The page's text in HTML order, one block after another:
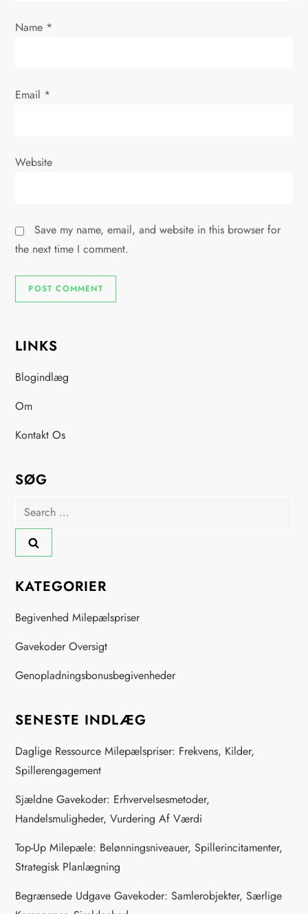
Name *
Email *
Website
Save my name, email, and website in this browser for
the next time I comment.
LINKS
Blogindlæg
Om
Kontakt Os
SØG
Search
for:
KATEGORIER
Begivenhed Milepælspriser
Gavekoder Oversigt
Genopladningsbonusbegivenheder
SENESTE INDLÆG
Daglige Ressource Milepælspriser: Frekvens, Kilder,
Spillerengagement
Sjældne Gavekoder: Erhvervelsesmetoder,
Handelsmuligheder, Vurdering Af Værdi
Top-Up Milepæle: Belønningsniveauer, Spillerincitamenter,
Strategisk Planlægning
Begrænsede Udgave Gavekoder: Samlerobjekter, Særlige